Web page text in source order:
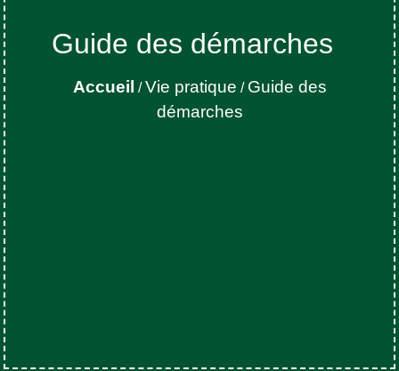
Guide des démarches
Accueil /Vie pratique / Guide des
démarches